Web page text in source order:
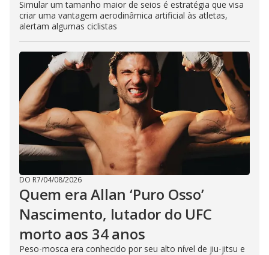
Simular um tamanho maior de seios é estratégia que visa
criar uma vantagem aerodinâmica artificial às atletas,
alertam algumas ciclistas
DO R7/04/08/2026
Quem era Allan ‘Puro Osso’
Nascimento, lutador do UFC
morto aos 34 anos
Peso-mosca era conhecido por seu alto nível de jiu-jitsu e